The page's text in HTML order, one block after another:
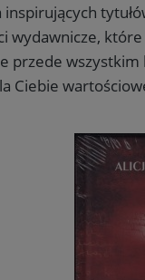
Ciebie
potwierdzenia przez e-